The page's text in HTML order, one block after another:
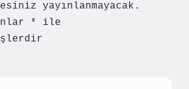
yayınlanmayacak.
*
ile